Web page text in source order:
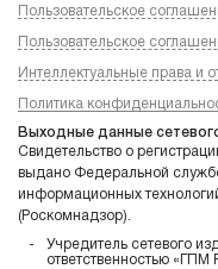
Пользовательское
Пользовательское
Интеллектуальные права и
Политика
Выходные данные
Свидетельство о
выдано Федеральной
информационных
(Роскомнадзор).
Учредитель сетевого
ответственностью «ГПМ